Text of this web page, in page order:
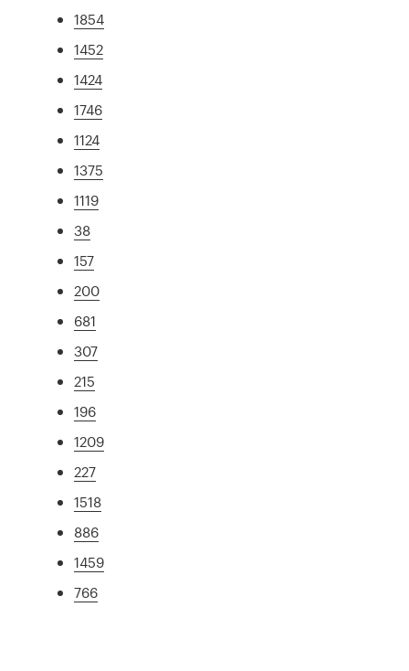
1854
1452
1424
1746
1124
1375
1119
38
157
200
681
307
215
196
1209
227
1518
886
1459
766